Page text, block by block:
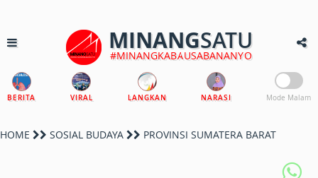
MINANGSATU
#MINANGKABAUSABANANYO
BERITA VIRAL LANGKAN NARASI Mode Malam
HOME SOSIAL BUDAYA PROVINSI SUMATERA BARAT